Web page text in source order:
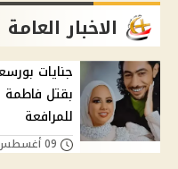
الاخبار العامة
جنايات
للمرافعة